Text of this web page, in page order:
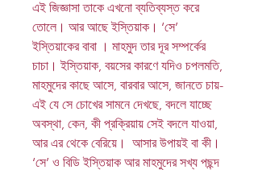
এই জিজ্ঞাসা তাকে এখনো ব্যতিব্যস্ত করে
তোলে। আর আছে ইস্তিয়াক। ‘সে’
ইস্তিয়াকের বাবা । মাহমুদ তার দূর সম্পর্কের
চাচা। ইস্তিয়াক, বয়সের কারণে যদিও চপলমতি,
মাহমুদের কাছে আসে, বারবার আসে, জানতে চায়-
এই যে সে চোখের সামনে দেখছে, বদলে যাচ্ছে
অবস্থা, কেন, কী প্রক্রিয়ায় সেই বদলে যাওয়া,
আর এর থেকে বেরিয়ে। আসার উপায়ই বা কী।
‘সে’ ও বিডি ইস্তিয়াক আর মাহমুদের সখ্য পছন্দ